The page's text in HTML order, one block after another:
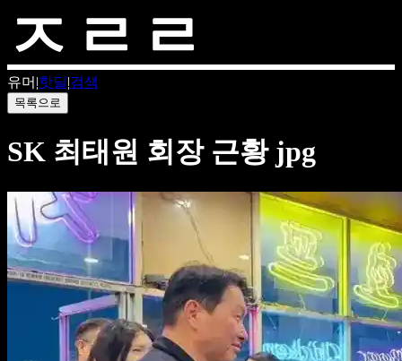
유머 |핫딜|검색
목록으로
SK 최태원 회장 근황 jpg